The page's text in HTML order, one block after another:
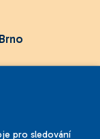
pro sledování